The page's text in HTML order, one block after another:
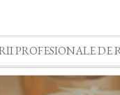
PROFESIONALE DE